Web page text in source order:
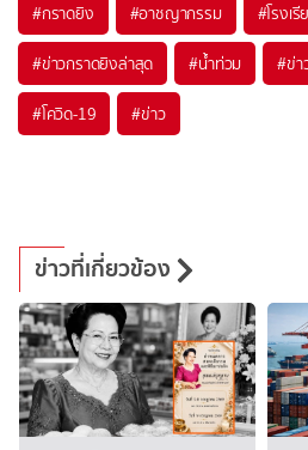
#กราดยิง #อาชญากรรม #โรงเ
#ข่าวกราดยิงล่าสุด #น้ำท่วม #ข่
#โควิด-19 #ข่าว
ข่าวที่เกี่ยวข้อง